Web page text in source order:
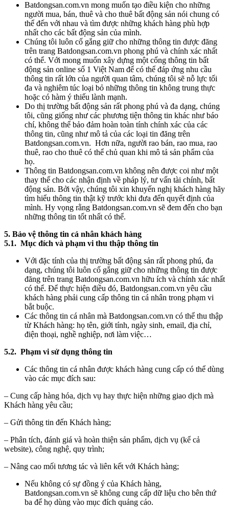
Batdongsan.com.vn mong muốn tạo điều kiện cho những
người mua, bán, thuê và cho thuê bất động sản nói chung có
thể đến với nhau và tìm được những khách hàng phù hợp
nhất cho các bất động sản của mình.
Chúng tôi luôn cố gắng giữ cho những thông tin được đăng
trên trang Batdongsan.com.vn phong phú và chính xác nhất
có thể. Với mong muốn xây dựng một cổng thông tin bất
động sản online số 1 Việt Nam để có thể đáp ứng nhu cầu
thông tin rất lớn của người quan tâm, chúng tôi sẽ nỗ lực tối
đa và nghiêm túc loại bỏ những thông tin không trung thực
hoặc có hàm ý thiếu lành mạnh.
Do thị trường bất động sản rất phong phú và đa dạng, chúng
tôi, cũng giống như các phương tiện thông tin khác như báo
chí, không thể bảo đảm hoàn toàn tính chính xác của các
thông tin, cũng như mô tả của các loại tin đăng trên
Batdongsan.com.vn. Hơn nữa, người rao bán, rao mua, rao
thuê, rao cho thuê có thể chủ quan khi mô tả sản phẩm của
họ.
Thông tin Batdongsan.com.vn không nên được coi như một
thay thế cho các nhận định về pháp lý, tư vấn tài chính, bất
động sản. Bởi vậy, chúng tôi xin khuyến nghị khách hàng hãy
tìm hiểu thông tin thật kỹ trước khi đưa đến quyết định của
mình. Hy vọng rằng Batdongsan.com.vn sẽ đem đến cho bạn
những thông tin tốt nhất có thể.
5. Bảo vệ thông tin cá nhân khách hàng
5.1. Mục đích và phạm vi thu thập thông tin
Với đặc tính của thị trường bất động sản rất phong phú, đa
dạng, chúng tôi luôn cố gắng giữ cho những thông tin được
đăng trên trang Batdongsan.com.vn hữu ích và chính xác nhất
có thể. Để thực hiện điều đó, Batdongsan.com.vn yêu cầu
khách hàng phải cung cấp thông tin cá nhân trong phạm vi
bắt buộc.
Các thông tin cá nhân mà Batdongsan.com.vn có thể thu thập
từ Khách hàng: họ tên, giới tính, ngày sinh, email, địa chỉ,
điện thoại, nghề nghiệp, nơi làm việc…
5.2. Phạm vi sử dụng thông tin
Các thông tin cá nhân được khách hàng cung cấp có thể dùng
vào các mục đích sau:
– Cung cấp hàng hóa, dịch vụ hay thực hiện những giao dịch mà
Khách hàng yêu cầu;
– Gửi thông tin đến Khách hàng;
– Phân tích, đánh giá và hoàn thiện sản phẩm, dịch vụ (kể cả
website), công nghệ, quy trình;
– Nâng cao mối tương tác và liên kết với Khách hàng;
Nếu không có sự đồng ý của Khách hàng,
Batdongsan.com.vn sẽ không cung cấp dữ liệu cho bên thứ
ba để họ dùng vào mục đích quảng cáo.